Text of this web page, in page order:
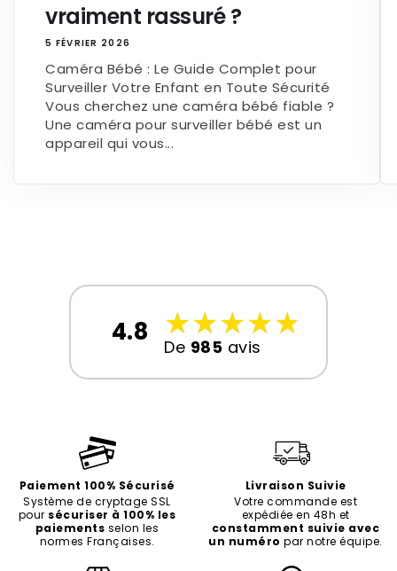
Bébé dort… mais êtes-vous
vraiment rassuré ?
5 FÉVRIER 2026
Caméra Bébé : Le Guide Complet pour
Surveiller Votre Enfant en Toute Sécurité
Vous cherchez une caméra bébé fiable ?
4.8 ☆
★☆
★☆
★☆
★
De985avis
Paiement 100% Sécurisé
Système de cryptage SSL
sécuriser à 100% les
paiementsselon les
Livraison Suivie
Votre commande est
expédiée en 48h et
constamment suivie avec